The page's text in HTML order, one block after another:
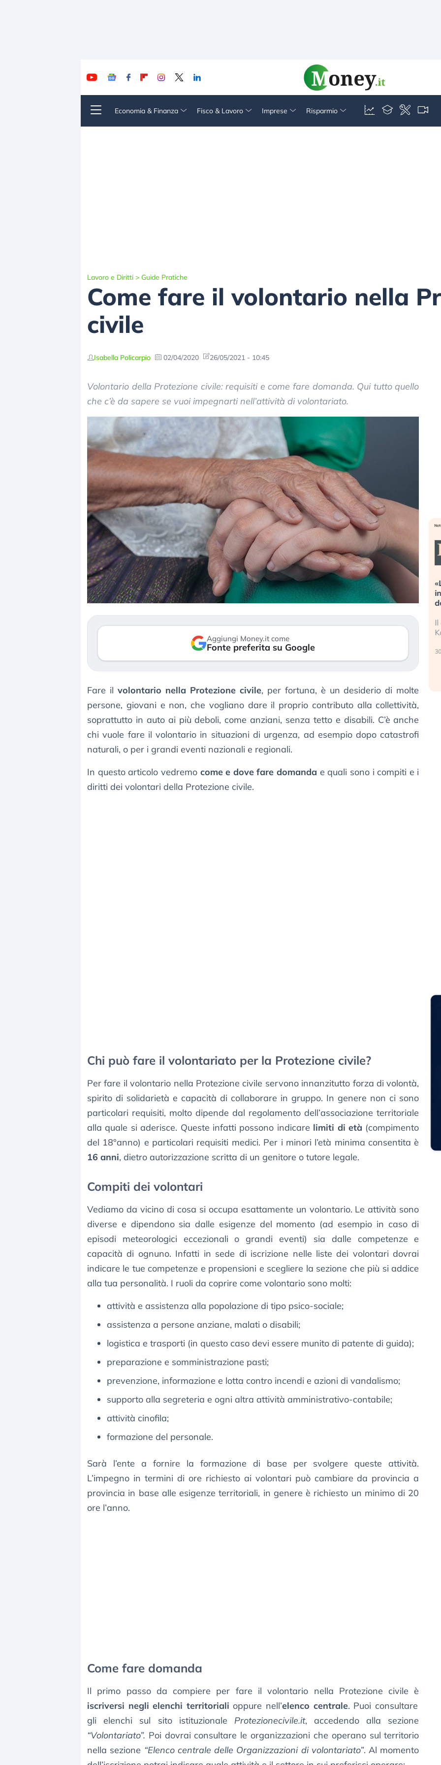
Economia & Finanza Fisco & Lavoro Imprese Risparmio
Lavoro e Diritti > Guide Pratiche
Come fare il volontario nella
civile
Isabella Policarpio 02/04/2020 26/05/2021 - 10:45
Volontario della Protezione civile: requisiti e come fare domanda. Qui tutto quello
che c’è da sapere se vuoi impegnarti nell’attività di volontariato.
Aggiungi Money.it come
Fonte preferita su Google
Fare il volontario nella Protezione civile, per fortuna, è un desiderio di molte
persone, giovani e non, che vogliano dare il proprio contributo alla collettività,
soprattutto in auto ai più deboli, come anziani, senza tetto e disabili. C’è anche
chi vuole fare il volontario in situazioni di urgenza, ad esempio dopo catastrofi
naturali, o per i grandi eventi nazionali e regionali.
In questo articolo vedremo come e dove fare domanda e quali sono i compiti e i
diritti dei volontari della Protezione civile.
Chi può fare il volontariato per la Protezione civile?
Per fare il volontario nella Protezione civile servono innanzitutto forza di volontà,
spirito di solidarietà e capacità di collaborare in gruppo. In genere non ci sono
particolari requisiti, molto dipende dal regolamento dell’associazione territoriale
alla quale si aderisce. Queste infatti possono indicare limiti di età (compimento
del 18°anno) e particolari requisiti medici. Per i minori l’età minima consentita è
16 anni, dietro autorizzazione scritta di un genitore o tutore legale.
Compiti dei volontari
Vediamo da vicino di cosa si occupa esattamente un volontario. Le attività sono
diverse e dipendono sia dalle esigenze del momento (ad esempio in caso di
episodi meteorologici eccezionali o grandi eventi) sia dalle competenze e
capacità di ognuno. Infatti in sede di iscrizione nelle liste dei volontari dovrai
indicare le tue competenze e propensioni e scegliere la sezione che più si addice
alla tua personalità. I ruoli da coprire come volontario sono molti:
attività e assistenza alla popolazione di tipo psico-sociale;
assistenza a persone anziane, malati o disabili;
logistica e trasporti (in questo caso devi essere munito di patente di guida);
preparazione e somministrazione pasti;
prevenzione, informazione e lotta contro incendi e azioni di vandalismo;
supporto alla segreteria e ogni altra attività amministrativo-contabile;
attività cinofila;
formazione del personale.
Sarà l’ente a fornire la formazione di base per svolgere queste attività.
L’impegno in termini di ore richiesto ai volontari può cambiare da provincia a
provincia in base alle esigenze territoriali, in genere è richiesto un minimo di 20
ore l’anno.
Come fare domanda
Il primo passo da compiere per fare il volontario nella Protezione civile è
iscriversi negli elenchi territoriali oppure nell’elenco centrale. Puoi consultare
gli elenchi sul sito istituzionale Protezionecivile.it, accedendo alla sezione
“Volontariato”. Poi dovrai consultare le organizzazioni che operano sul territorio
nella sezione “Elenco centrale delle Organizzazioni di volontariato”. Al momento
Dalle valutazioni estreme alla
correzione. Cosa sta guidando il
repricing degli asset?
3 agosto 2026
«La mia vita è rovinata». Investitori
in preda al panico dopo lo scoppio
della bolla AI
Kospi, mentre gli investitori retail (…)
30 luglio 2026